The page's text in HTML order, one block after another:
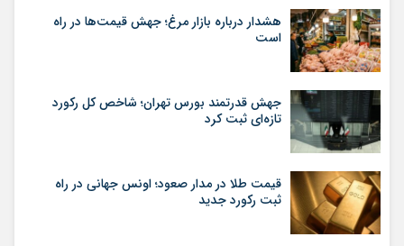
هشدار درباره بازار مرغ؛ جهش قیمت‌ها در راه
است
جهش قدرتمند بورس تهران؛ شاخص کل رکورد
تازه‌ای ثبت کرد
قیمت طلا در مدار صعود؛ اونس جهانی در راه
ثبت رکورد جدید